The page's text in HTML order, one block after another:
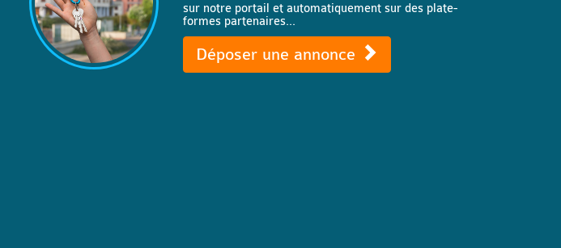
sur notre portail et automatiquement sur des plate-
formes partenaires...
Déposer une annonce